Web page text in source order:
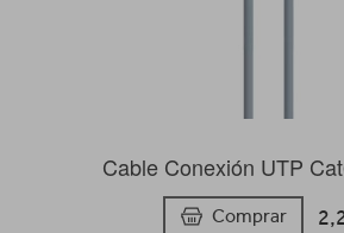
Cable Conexión UTP
Comprar